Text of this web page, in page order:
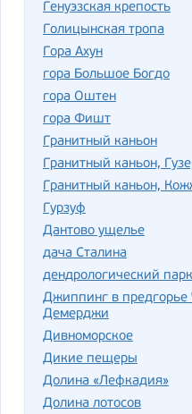
Генуэзская крепость
Голицынская тропа
Гора Ахун
гора Большое Богдо
гора Оштен
гора Фишт
Гранитный каньон
Гранитный каньон,
Гранитный каньон,
Гурзуф
Дантово ущелье
дача Сталина
дендрологический
Джиппинг в
Демерджи
Дивноморское
Дикие пещеры
Долина «Лефкадия»
Долина лотосов